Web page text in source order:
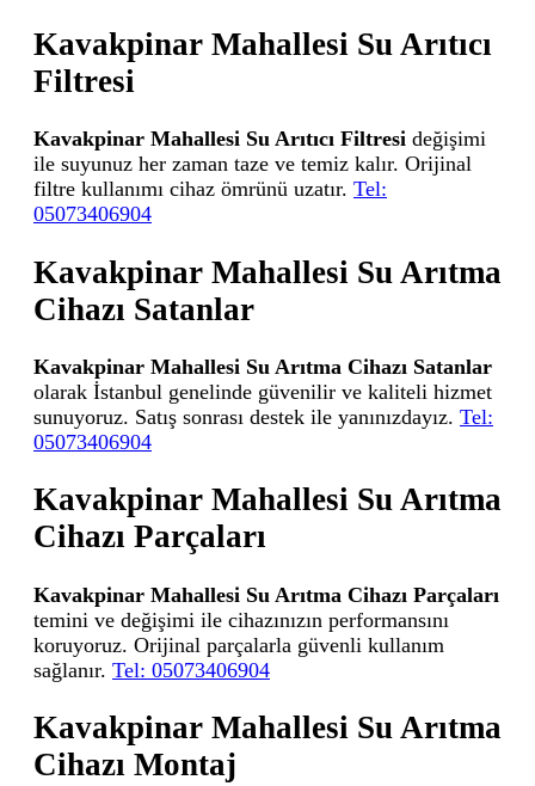
Kavakpinar Mahallesi Su Arıtıcı
Filtresi
Kavakpinar Mahallesi Su Arıtıcı Filtresi değişimi
ile suyunuz her zaman taze ve temiz kalır. Orijinal
filtre kullanımı cihaz ömrünü uzatır. Tel:
05073406904
Kavakpinar Mahallesi Su Arıtma
Cihazı Satanlar
Kavakpinar Mahallesi Su Arıtma Cihazı Satanlar
olarak İstanbul genelinde güvenilir ve kaliteli hizmet
sunuyoruz. Satış sonrası destek ile yanınızdayız. Tel:
05073406904
Kavakpinar Mahallesi Su Arıtma
Cihazı Parçaları
Kavakpinar Mahallesi Su Arıtma Cihazı Parçaları
temini ve değişimi ile cihazınızın performansını
koruyoruz. Orijinal parçalarla güvenli kullanım
sağlanır. Tel: 05073406904
Kavakpinar Mahallesi Su Arıtma
Cihazı Montaj